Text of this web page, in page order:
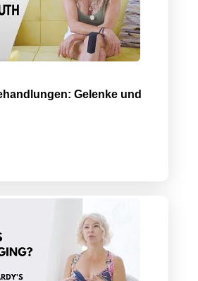
Gelenke und